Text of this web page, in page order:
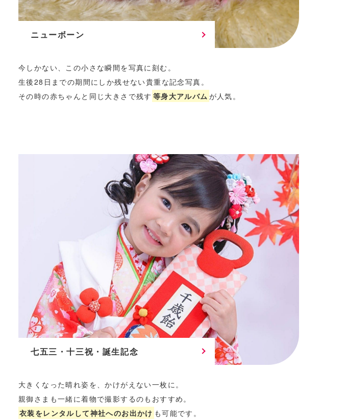
ニューボーン
今しかない、この小さな瞬間を写真に刻む。
生後28日までの期間にしか残せない貴重な記念写真。
その時の赤ちゃんと同じ大きさで残す 等身大アルバム が人気。
七五三・十三祝・誕生記念
大きくなった晴れ姿を、かけがえない一枚に。
親御さまも一緒に着物で撮影するのもおすすめ。
衣装をレンタルして神社へのお出かけ も可能です。